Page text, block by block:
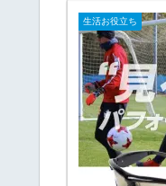
生活お役立ち